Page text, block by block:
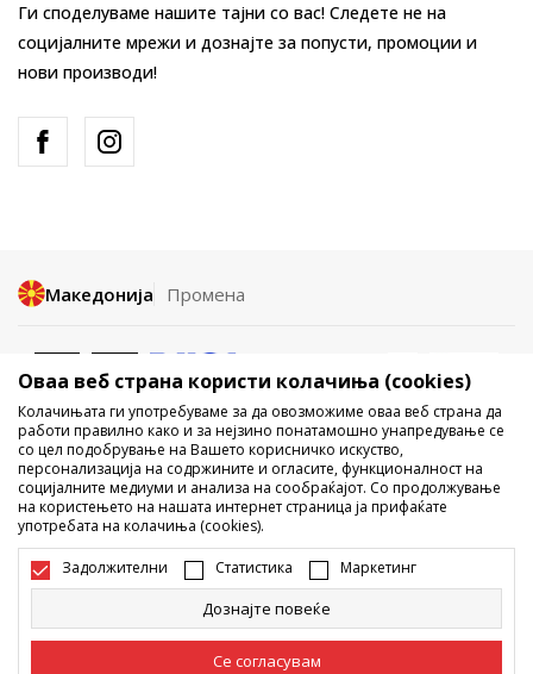
Ги споделуваме нашите тајни со вас! Следете не на
социјалните мрежи и дознајте за попусти, промоции и
нови производи!
Македонија Промена
Не е дозволено превземање или користење на содржината од
интернет страните на Sport Vision, делумно или целосно a се
однесува на логоа, трговски марки, комерцијални содржини, ниту
истите да се отстапуваат на трети лица, јавно да се објавуваат или да
се користат за било какви цели, без писмена согласност од БДС.МК
ДООЕЛ.
Настојуваме да бидеме што попрецизни во описот на производот,
фотографијата и самата цена, но не можеме да гарантираме дака
сите информации се комплетни и без грешка. Сите прикажани
Оваа веб страна користи колачиња (cookies)
Колачињата ги употребуваме за да овозможиме оваа веб страна да
работи правилно како и за нејзино понатамошно унапредување се
со цел подобрување на Вашето корисничко искуство,
персонализација на содржините и огласите, функционалност на
социјалните медиуми и анализа на сообраќајот. Со продолжување
на користењето на нашата интернет страница ја прифаќате
употребата на колачиња (cookies).
Задолжителни Статистика Маркетинг
Дознајте повеќе
Се согласувам